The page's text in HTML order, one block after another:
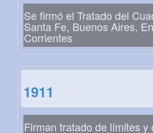
Se firmó el Tratado del
Santa Fe, Buenos Aires,
Corrientes
1911
Firman tratado de límites y